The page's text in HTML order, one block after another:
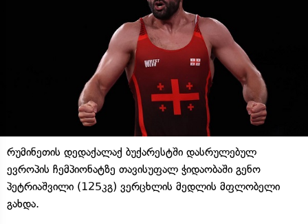
რუმინეთის დედაქალაქ ბუქარესტში დასრულებულ
ევროპის ჩემპიონატზე თავისუფალ ჭიდაობაში გენო
პეტრიაშვილი (125კგ) ვერცხლის მედლის მფლობელი
გახდა.